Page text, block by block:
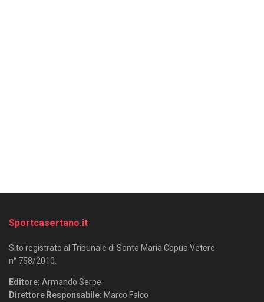
Sportcasertano.it
Sito registrato al Tribunale di Santa Maria Capua Vetere
n° 758/2010.
Editore: Armando Serpe
Direttore Responsabile: Marco Falco